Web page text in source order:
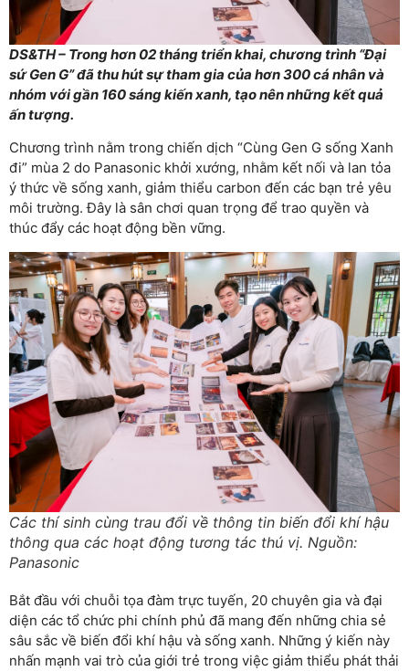
DS&TH – Trong hơn 02 tháng triển khai, chương trình “Đại
sứ Gen G” đã thu hút sự tham gia của hơn 300 cá nhân và
nhóm với gần 160 sáng kiến xanh, tạo nên những kết quả
ấn tượng.
Chương trình nằm trong chiến dịch “Cùng Gen G sống Xanh
đi” mùa 2 do Panasonic khởi xướng, nhằm kết nối và lan tỏa
ý thức về sống xanh, giảm thiểu carbon đến các bạn trẻ yêu
môi trường. Đây là sân chơi quan trọng để trao quyền và
thúc đẩy các hoạt động bền vững.
Các thí sinh cùng trau đổi về thông tin biến đổi khí hậu
thông qua các hoạt động tương tác thú vị. Nguồn:
Panasonic
Bắt đầu với chuỗi tọa đàm trực tuyến, 20 chuyên gia và đại
diện các tổ chức phi chính phủ đã mang đến những chia sẻ
sâu sắc về biến đổi khí hậu và sống xanh. Những ý kiến này
nhấn mạnh vai trò của giới trẻ trong việc giảm thiểu phát thải